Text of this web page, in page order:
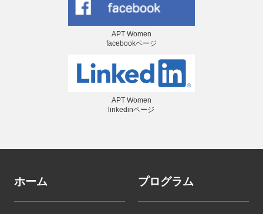
APT Women
facebookページ
APT Women
linkedinページ
ホーム プログラム